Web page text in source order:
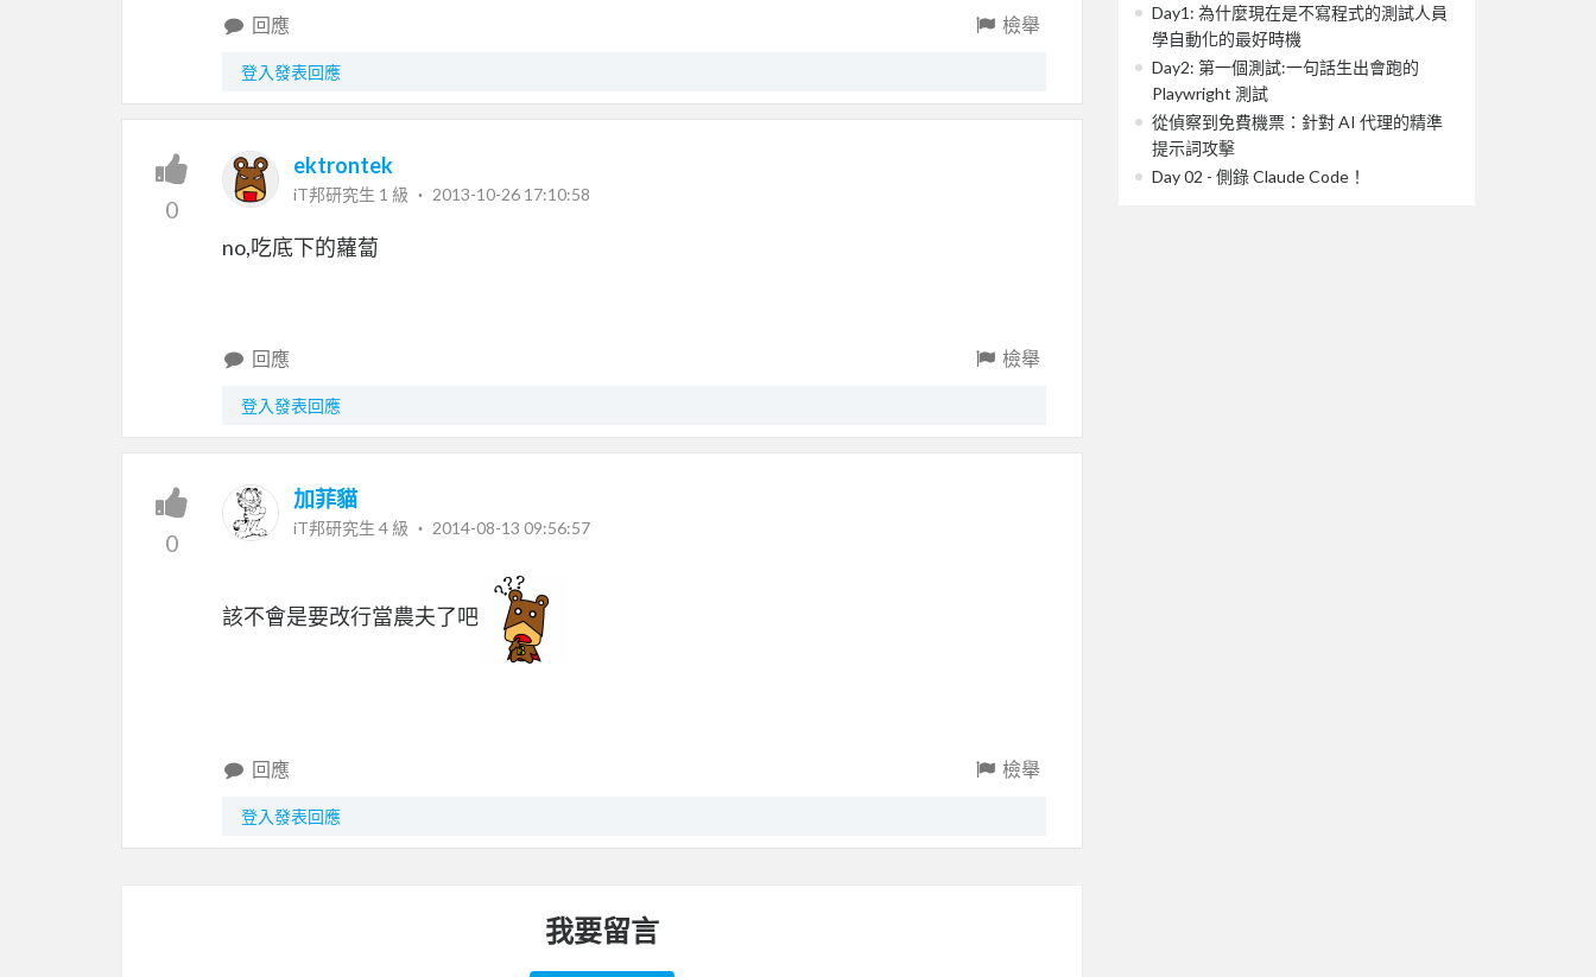
回應 檢舉
登入發表回應
0
ektrontek
iT邦研究生 1 級 ‧ 2013-10-26 17:10:58
no,吃底下的蘿蔔
回應 檢舉
登入發表回應
0
加菲貓
iT邦研究生 4 級 ‧ 2014-08-13 09:56:57
該不會是要改行當農夫了吧
回應 檢舉
登入發表回應
我要留言
Day1: 為什麼現在是不寫程式的測試人員
學自動化的最好時機
Day2: 第一個測試:一句話生出會跑的
Playwright 測試
從偵察到免費機票：針對 AI 代理的精準
提示詞攻擊
Day 02 - 側錄 Claude Code！